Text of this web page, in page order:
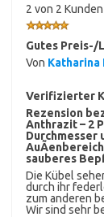
2 von 2
Gutes Preis-/
Von Katharina
Verifizierter
Rezension
Anthrazit – 2
Durchmesser
sauberes
Die Kübel
durch ihr
zum anderen
Wir sind sehr